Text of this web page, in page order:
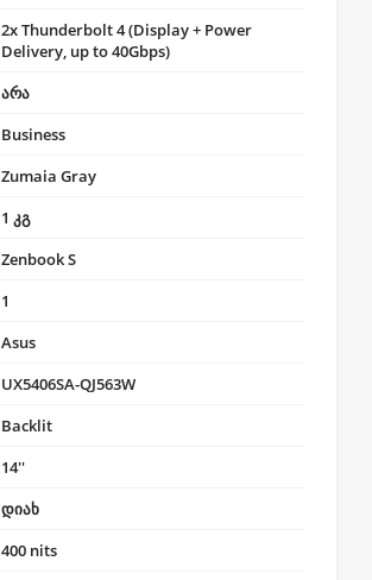
2x Thunderbolt 4 (Display + Power
Delivery, up to 40Gbps)
არა
Business
Zumaia Gray
1 კგ
Zenbook S
1
Asus
UX5406SA-QJ563W
Backlit
14''
დიახ
400 nits